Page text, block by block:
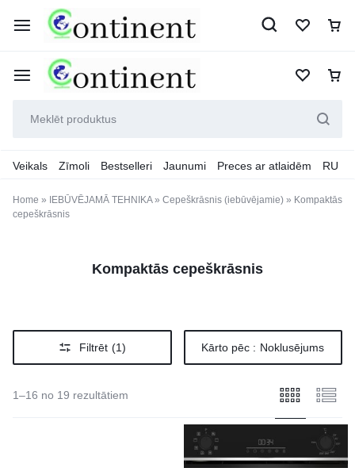
Veikals Zīmoli Bestselleri Jaunumi Preces ar atlaidēm RU
Home » IEBŪVĒJAMĀ TEHNIKA» Cepeškrāsnis (iebūvējamie) » Kompaktās
cepeškrāsnis
Kompaktās cepeškrāsnis
Filtrēt (1) Kārto pēc : Noklusējums
1–16 no 19 rezultātiem